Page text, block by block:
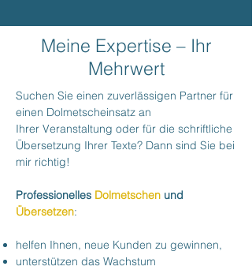
Meine Expertise – Ihr
Mehrwert
Suchen Sie einen zuverlässigen Partner für
einen Dolmetscheinsatz an
Ihrer Veranstaltung oder für die schriftliche
Übersetzung Ihrer Texte? Dann sind Sie bei
mir richtig!
Professionelles Dolmetschen und
Übersetzen:
helfen Ihnen, neue Kunden zu gewinnen,
unterstützen das Wachstum